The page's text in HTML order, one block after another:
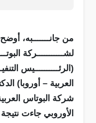
من جانـــــــبه،
لشـــــــــــركة
(الرئــــــــــيس
العربية – أوروبا)
شركة البوتاس
الأوروبي جاءت